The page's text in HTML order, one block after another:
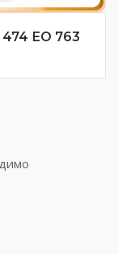
ЕО 763